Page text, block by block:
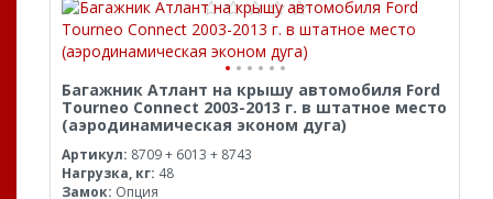
Багажник Атлант на крышу автомобиля Ford
Tourneo Connect 2003-2013 г. в штатное место
(аэродинамическая эконом дуга)
Артикул: 8709 + 6013 + 8743
Нагрузка, кг: 48
Замок: Опция